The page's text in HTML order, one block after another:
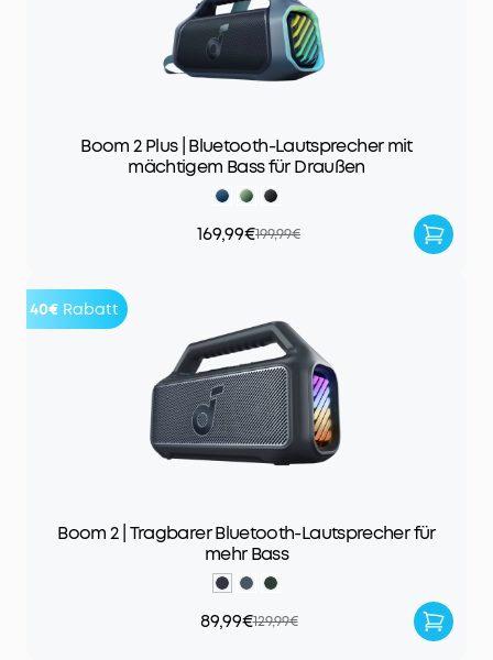
Boom 2 Plus | Bluetooth-Lautsprecher mit
mächtigem Bass für Draußen
169,99€199,99€
40€ Rabatt
Boom 2 | Tragbarer Bluetooth-Lautsprecher für
mehr Bass
89,99€129,99€